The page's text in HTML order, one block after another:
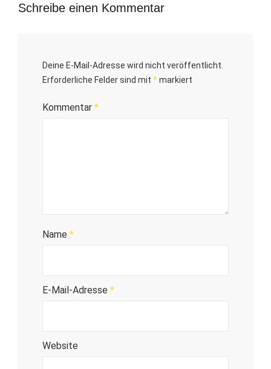
Schreibe einen Kommentar
Deine E-Mail-Adresse wird nicht veröffentlicht.
Erforderliche Felder sind mit *markiert
Kommentar *
Name *
E-Mail-Adresse *
Website